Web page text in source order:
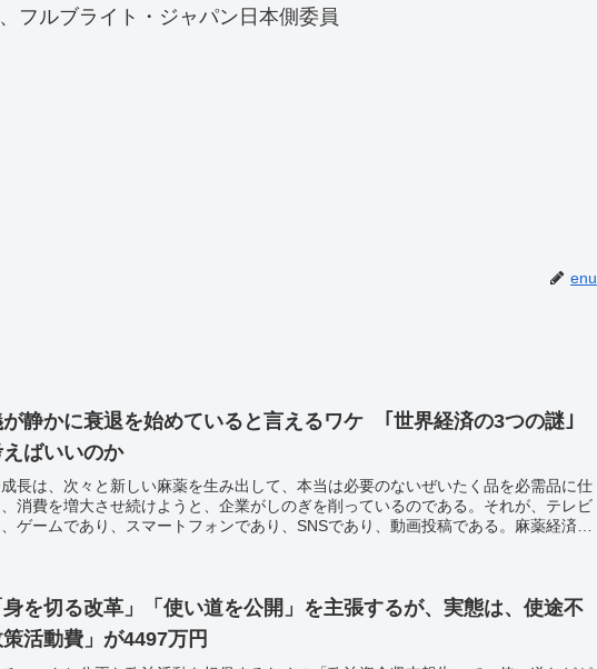
フルブライト・ジャパン日本側委員
enu
が静かに衰退を始めていると言えるワケ ｢世界経済の3つの謎｣
ばいいのか
長は、次々と新しい麻薬を生み出して、本当は必要のないぜいたく品を必需品に仕
消費を増大させ続けようと、企業がしのぎを削っているのである。それが、テレビ
ゲームであり、スマートフォンであり、SNSであり、動画投稿である。麻薬経済の
を切る改革」「使い道を公開」を主張するが、実態は、使途不
活動費」が4497万円